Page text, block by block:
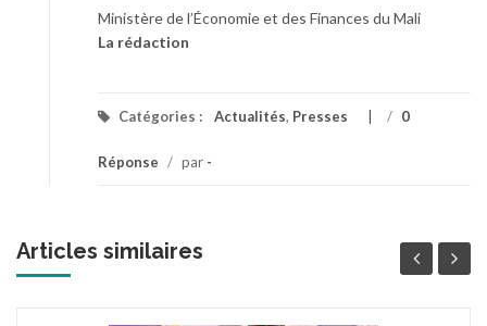
Ministère de l’Économie et des Finances du Mali
La rédaction
Catégories : Actualités, Presses / 0
Réponse / par -
Articles similaires